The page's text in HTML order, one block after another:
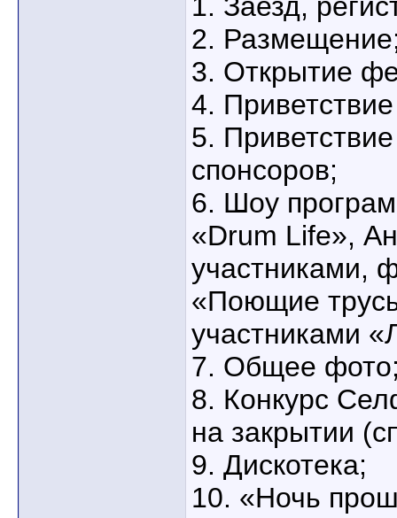
2.
3. Открытие
4.
5.
спонсоров;
6. Шоу
«Drum Life»,
участниками,
«Поющие
участниками
7. Общее
8. Конкурс
на закрытии
9. Дискотека;
10. «Ночь